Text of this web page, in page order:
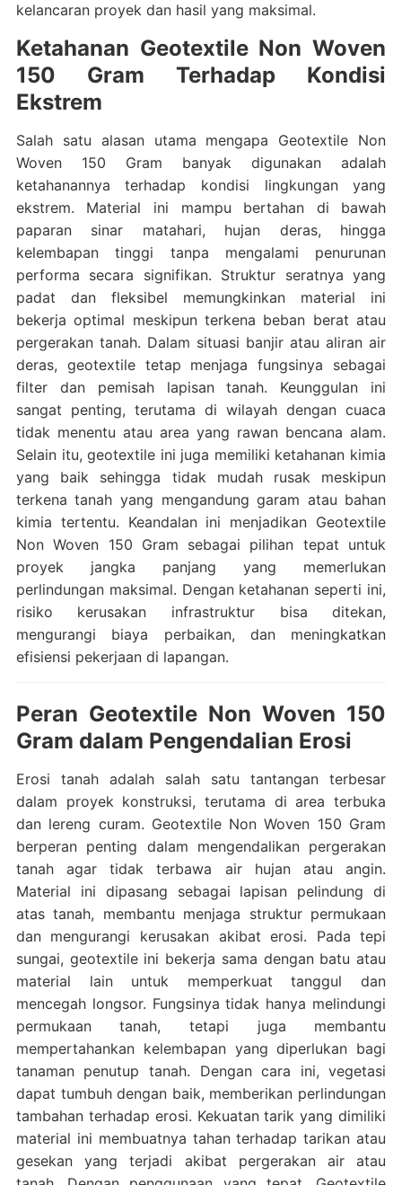
kelancaran proyek dan hasil yang maksimal.
Ketahanan Geotextile Non Woven
150 Gram Terhadap Kondisi
Ekstrem
Salah satu alasan utama mengapa Geotextile Non
Woven 150 Gram banyak digunakan adalah
ketahanannya terhadap kondisi lingkungan yang
ekstrem. Material ini mampu bertahan di bawah
paparan sinar matahari, hujan deras, hingga
kelembapan tinggi tanpa mengalami penurunan
performa secara signifikan. Struktur seratnya yang
padat dan fleksibel memungkinkan material ini
bekerja optimal meskipun terkena beban berat atau
pergerakan tanah. Dalam situasi banjir atau aliran air
deras, geotextile tetap menjaga fungsinya sebagai
filter dan pemisah lapisan tanah. Keunggulan ini
sangat penting, terutama di wilayah dengan cuaca
tidak menentu atau area yang rawan bencana alam.
Selain itu, geotextile ini juga memiliki ketahanan kimia
yang baik sehingga tidak mudah rusak meskipun
terkena tanah yang mengandung garam atau bahan
kimia tertentu. Keandalan ini menjadikan Geotextile
Non Woven 150 Gram sebagai pilihan tepat untuk
proyek jangka panjang yang memerlukan
perlindungan maksimal. Dengan ketahanan seperti ini,
risiko kerusakan infrastruktur bisa ditekan,
mengurangi biaya perbaikan, dan meningkatkan
efisiensi pekerjaan di lapangan.
Peran Geotextile Non Woven 150
Gram dalam Pengendalian Erosi
Erosi tanah adalah salah satu tantangan terbesar
dalam proyek konstruksi, terutama di area terbuka
dan lereng curam. Geotextile Non Woven 150 Gram
berperan penting dalam mengendalikan pergerakan
tanah agar tidak terbawa air hujan atau angin.
Material ini dipasang sebagai lapisan pelindung di
atas tanah, membantu menjaga struktur permukaan
dan mengurangi kerusakan akibat erosi. Pada tepi
sungai, geotextile ini bekerja sama dengan batu atau
material lain untuk memperkuat tanggul dan
mencegah longsor. Fungsinya tidak hanya melindungi
permukaan tanah, tetapi juga membantu
mempertahankan kelembapan yang diperlukan bagi
tanaman penutup tanah. Dengan cara ini, vegetasi
dapat tumbuh dengan baik, memberikan perlindungan
tambahan terhadap erosi. Kekuatan tarik yang dimiliki
material ini membuatnya tahan terhadap tarikan atau
gesekan yang terjadi akibat pergerakan air atau